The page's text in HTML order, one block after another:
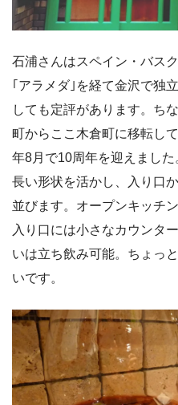
石浦さんはスペイン・バス
｢アラメダ｣を経て金沢で独
しても定評があります。ち
町からここ木倉町に移転し
年8月で10周年を迎えまし
長い形状を活かし、入り口
並びます。オープンキッチ
入り口には小さなカウンタ
いは立ち飲み可能。ちょっ
いです。